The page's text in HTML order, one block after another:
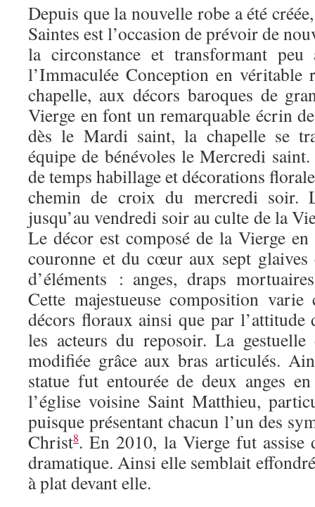
Depuis que la nouvelle robe a été
Saintes est l’occasion de prévoir de
la circonstance et transformant
l’Immaculée Conception en véritable
chapelle, aux décors baroques de
Vierge en font un remarquable écrin
dès le Mardi saint, la chapelle se
équipe de bénévoles le Mercredi
de temps habillage et décorations
chemin de croix du mercredi soir.
jusqu’au vendredi soir au culte de la
Le décor est composé de la Vierge
couronne et du cœur aux sept glaives
d’éléments : anges, draps
Cette majestueuse composition varie
décors floraux ainsi que par l’attitude
les acteurs du reposoir. La
modifiée grâce aux bras articulés.
statue fut entourée de deux anges
l’église voisine Saint Matthieu,
puisque présentant chacun l’un des
Christ8. En 2010, la Vierge fut assise
dramatique. Ainsi elle semblait
à plat devant elle.